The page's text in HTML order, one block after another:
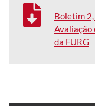
Boletim
Avaliação
da FURG